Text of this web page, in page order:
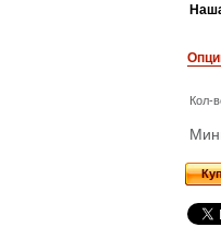
Кол-